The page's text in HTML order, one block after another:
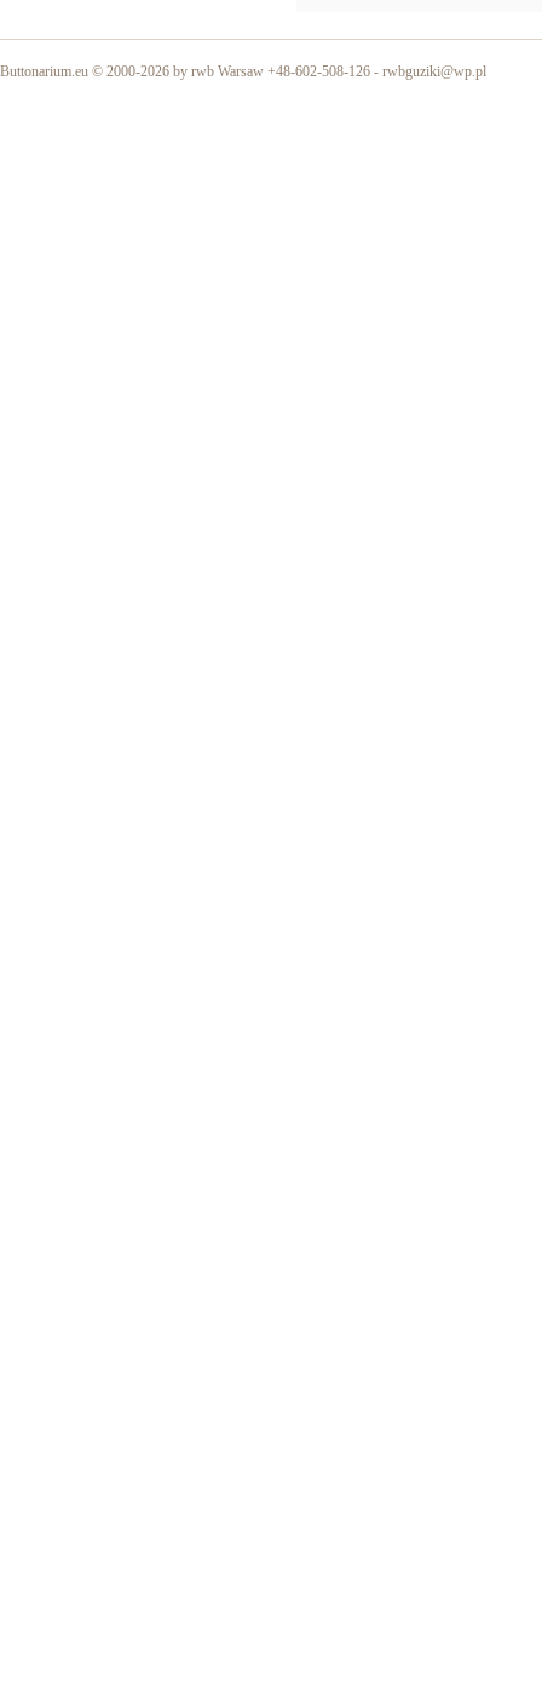
Buttonarium.eu © 2000-2026 by rwb Warsaw +48-602-508-126 - rwbguziki@wp.pl